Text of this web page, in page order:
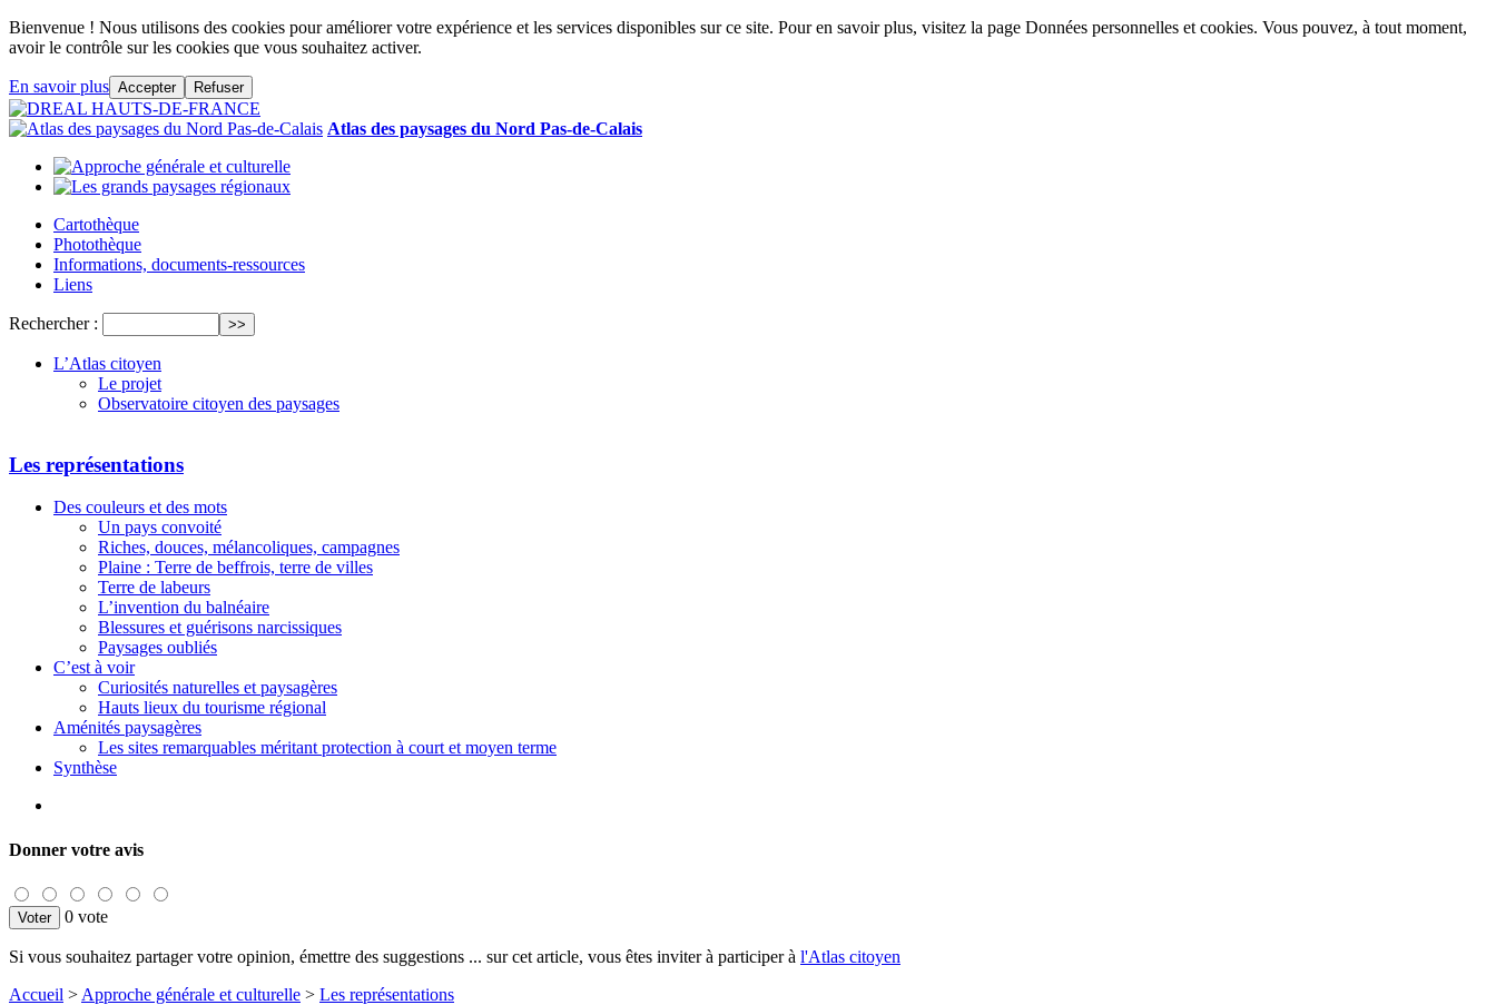
Bienvenue ! Nous utilisons des cookies pour améliorer votre expérience et les services disponibles sur ce site. Pour en savoir plus, visitez la page Données personnelles et cookies. Vous pouvez, à tout moment,
avoir le contrôle sur les cookies que vous souhaitez activer.
En savoir plus Accepter Refuser
Atlas des paysages du Nord Pas-de-Calais
Cartothèque
Photothèque
Informations, documents-ressources
Liens
Rechercher :
L’Atlas citoyen
Le projet
Observatoire citoyen des paysages
Les représentations
Des couleurs et des mots
Un pays convoité
Riches, douces, mélancoliques, campagnes
Plaine : Terre de beffrois, terre de villes
Terre de labeurs
L’invention du balnéaire
Blessures et guérisons narcissiques
Paysages oubliés
C’est à voir
Curiosités naturelles et paysagères
Hauts lieux du tourisme régional
Aménités paysagères
Les sites remarquables méritant protection à court et moyen terme
Synthèse
Donner votre avis
0 vote
Si vous souhaitez partager votre opinion, émettre des suggestions ... sur cet article, vous êtes inviter à participer à l'Atlas citoyen
Accueil > Approche générale et culturelle > Les représentations